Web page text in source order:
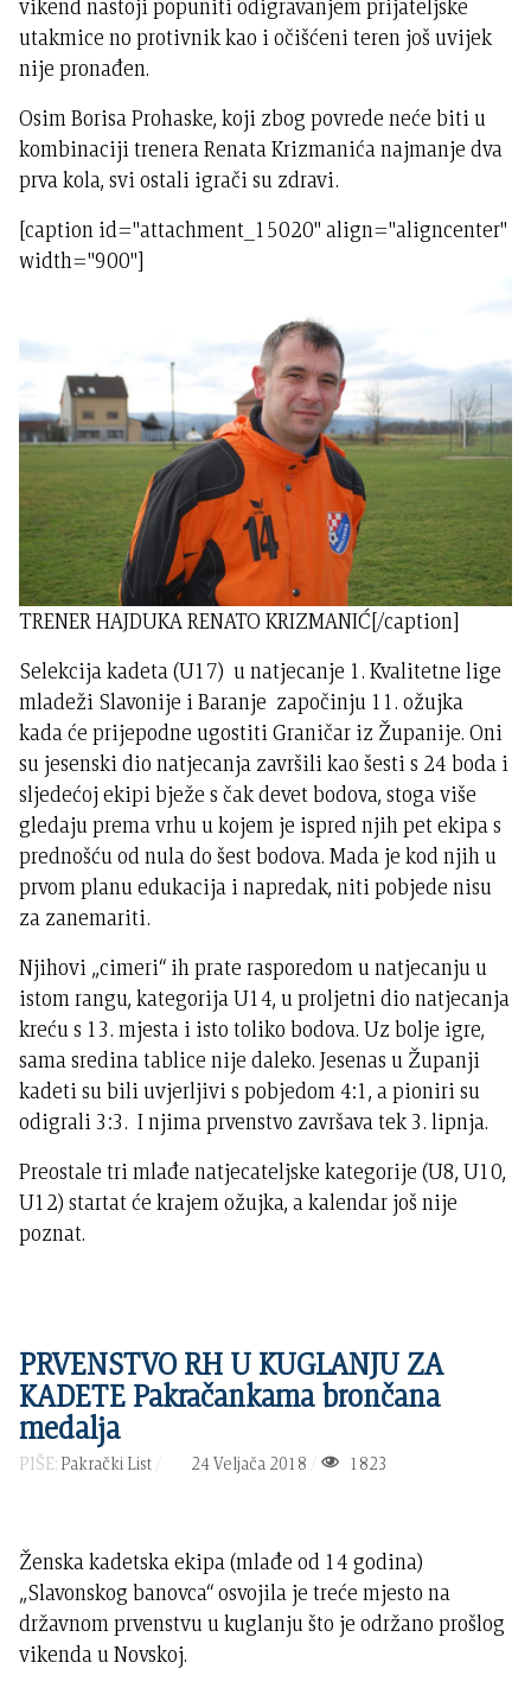
vikend nastoji popuniti odigravanjem prijateljske
utakmice no protivnik kao i očišćeni teren još uvijek
nije pronađen.
Osim Borisa Prohaske, koji zbog povrede neće biti u
kombinaciji trenera Renata Krizmanića najmanje dva
prva kola, svi ostali igrači su zdravi.
[caption id="attachment_15020" align="aligncenter"
width="900"]
TRENER HAJDUKA RENATO KRIZMANIĆ[/caption]
Selekcija kadeta (U17) u natjecanje 1. Kvalitetne lige
mladeži Slavonije i Baranje započinju 11. ožujka
kada će prijepodne ugostiti Graničar iz Županije. Oni
su jesenski dio natjecanja završili kao šesti s 24 boda i
sljedećoj ekipi bježe s čak devet bodova, stoga više
gledaju prema vrhu u kojem je ispred njih pet ekipa s
prednošću od nula do šest bodova. Mada je kod njih u
prvom planu edukacija i napredak, niti pobjede nisu
za zanemariti.
Njihovi „cimeri“ ih prate rasporedom u natjecanju u
istom rangu, kategorija U14, u proljetni dio natjecanja
kreću s 13. mjesta i isto toliko bodova. Uz bolje igre,
sama sredina tablice nije daleko. Jesenas u Županji
kadeti su bili uvjerljivi s pobjedom 4:1, a pioniri su
odigrali 3:3. I njima prvenstvo završava tek 3. lipnja.
Preostale tri mlađe natjecateljske kategorije (U8, U10,
U12) startat će krajem ožujka, a kalendar još nije
poznat.
PRVENSTVO RH U KUGLANJU ZA
KADETE Pakračankama brončana
medalja
PIŠE: Pakrački List 24 Veljača 2018 1823
Ženska kadetska ekipa (mlađe od 14 godina)
„Slavonskog banovca“ osvojila je treće mjesto na
državnom prvenstvu u kuglanju što je održano prošlog
vikenda u Novskoj.